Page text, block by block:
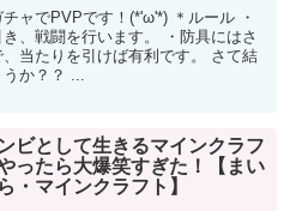
ャでPVPです！(*'ω'*) ＊ルール ・
、戦闘を行います。 ・防具にはさ
当たりを引けば有利です。 さて結
か？？ ...
ビとして生きるマインクラフ
やったら大爆笑すぎた！【まい
・マインクラフト】